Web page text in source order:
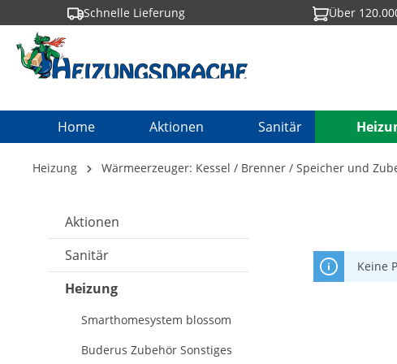
Zur Hauptnavigation springen
Schnelle Lieferung Über
Home Aktionen Sanitär
Heizung Wärmeerzeuger: Kessel / Brenner / Speicher und
Aktionen
Sanitär
Heizung
Smarthomesystem blossom
Buderus Zubehör Sonstiges
Keine